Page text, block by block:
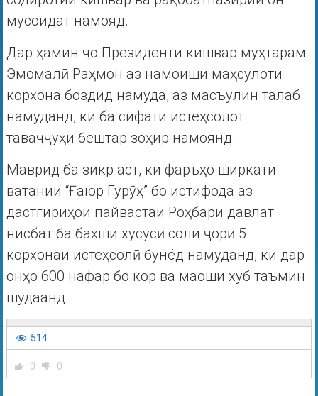
мусоидат намояд.
Дар ҳамин ҷо Президенти кишвар муҳтарам
Эмомалӣ Раҳмон аз намоиши маҳсулоти
корхона боздид намуда, аз масъулин талаб
намуданд, ки ба сифати истеҳсолот
таваҷҷуҳи бештар зоҳир намоянд.
Маврид ба зикр аст, ки фаръҳо ширкати
ватании “Ғаюр Гурӯҳ” бо истифода аз
дастгириҳои пайвастаи Роҳбари давлат
нисбат ба бахши хусусӣ соли ҷорӣ 5
корхонаи истеҳсолӣ бунёд намуданд, ки дар
онҳо 600 нафар бо кор ва маоши хуб таъмин
шудаанд.
514
0 0